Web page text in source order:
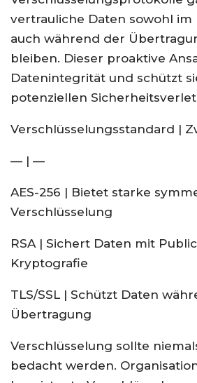
vertrauliche Daten sowohl im
auch während der
bleiben. Dieser proaktive
Datenintegrität und schützt
potenziellen
Verschlüsselungsstandard |
— | —
AES-256 | Bietet starke
Verschlüsselung
RSA | Sichert Daten mit
Kryptografie
TLS/SSL | Schützt Daten
Übertragung
Verschlüsselung sollte
bedacht werden.